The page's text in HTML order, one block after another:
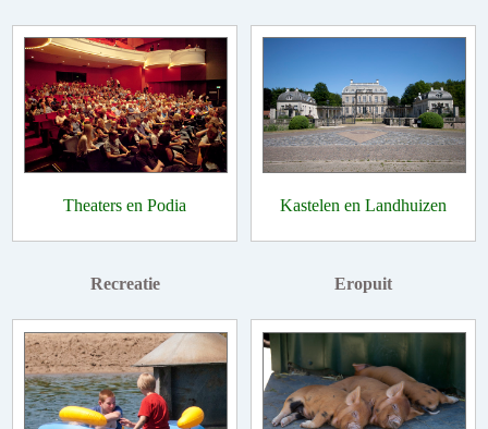
Theaters en Podia Kastelen en Landhuizen
Recreatie Eropuit